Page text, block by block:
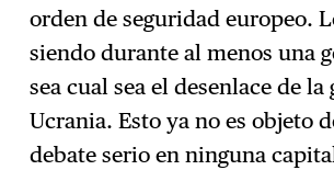
orden de seguridad europeo.
siendo durante al menos una
sea cual sea el desenlace de la
Ucrania. Esto ya no es objeto
debate serio en ninguna